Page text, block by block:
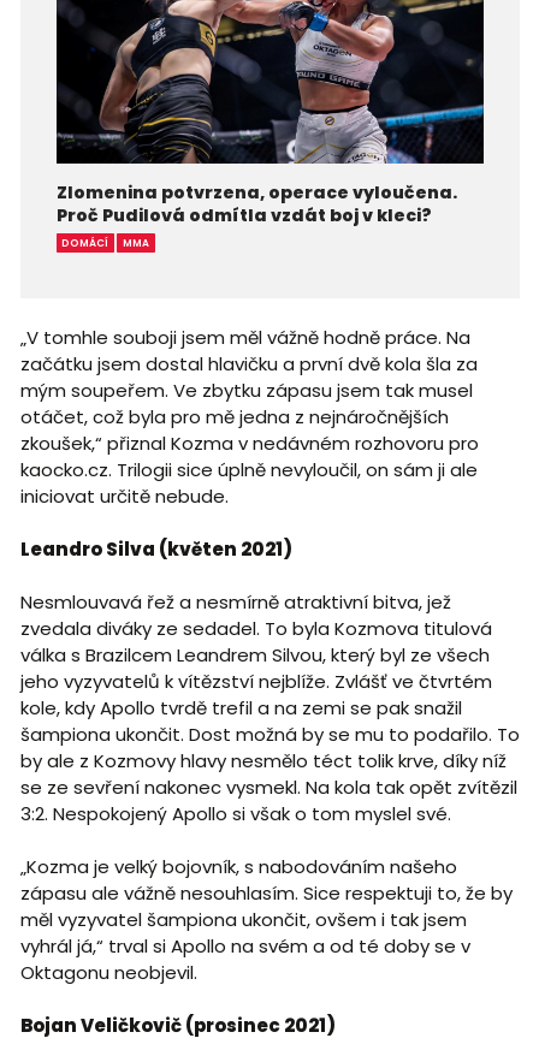
Zlomenina potvrzena, operace vyloučena.
Proč Pudilová odmítla vzdát boj v kleci?
DOMÁCÍ MMA
„V tomhle souboji jsem měl vážně hodně práce. Na
začátku jsem dostal hlavičku a první dvě kola šla za
mým soupeřem. Ve zbytku zápasu jsem tak musel
otáčet, což byla pro mě jedna z nejnáročnějších
zkoušek,“ přiznal Kozma v nedávném rozhovoru pro
kaocko.cz. Trilogii sice úplně nevyloučil, on sám ji ale
iniciovat určitě nebude.
Leandro Silva (květen 2021)
Nesmlouvavá řež a nesmírně atraktivní bitva, jež
zvedala diváky ze sedadel. To byla Kozmova titulová
válka s Brazilcem Leandrem Silvou, který byl ze všech
jeho vyzyvatelů k vítězství nejblíže. Zvlášť ve čtvrtém
kole, kdy Apollo tvrdě trefil a na zemi se pak snažil
šampiona ukončit. Dost možná by se mu to podařilo. To
by ale z Kozmovy hlavy nesmělo téct tolik krve, díky níž
se ze sevření nakonec vysmekl. Na kola tak opět zvítězil
3:2. Nespokojený Apollo si však o tom myslel své.
„Kozma je velký bojovník, s nabodováním našeho
zápasu ale vážně nesouhlasím. Sice respektuji to, že by
měl vyzyvatel šampiona ukončit, ovšem i tak jsem
vyhrál já,“ trval si Apollo na svém a od té doby se v
Oktagonu neobjevil.
Bojan Veličkovič (prosinec 2021)